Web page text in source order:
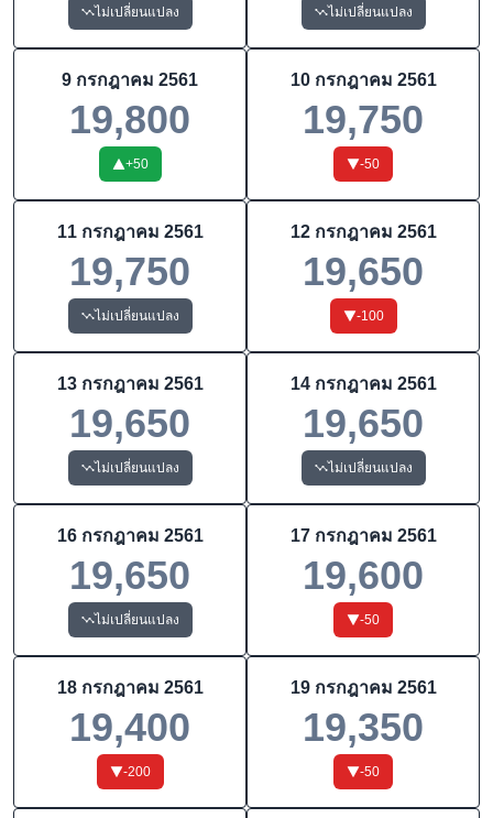
ไม่เปลี่ยนแปลง ไม่เปลี่ยนแปลง
9 กรกฎาคม 2561
19,800
+50
10 กรกฎาคม 2561
19,750
-50
11 กรกฎาคม 2561
19,750
ไม่เปลี่ยนแปลง
12 กรกฎาคม 2561
19,650
-100
13 กรกฎาคม 2561
19,650
ไม่เปลี่ยนแปลง
14 กรกฎาคม 2561
19,650
ไม่เปลี่ยนแปลง
16 กรกฎาคม 2561
19,650
ไม่เปลี่ยนแปลง
17 กรกฎาคม 2561
19,600
-50
18 กรกฎาคม 2561
19,400
-200
19 กรกฎาคม 2561
19,350
-50